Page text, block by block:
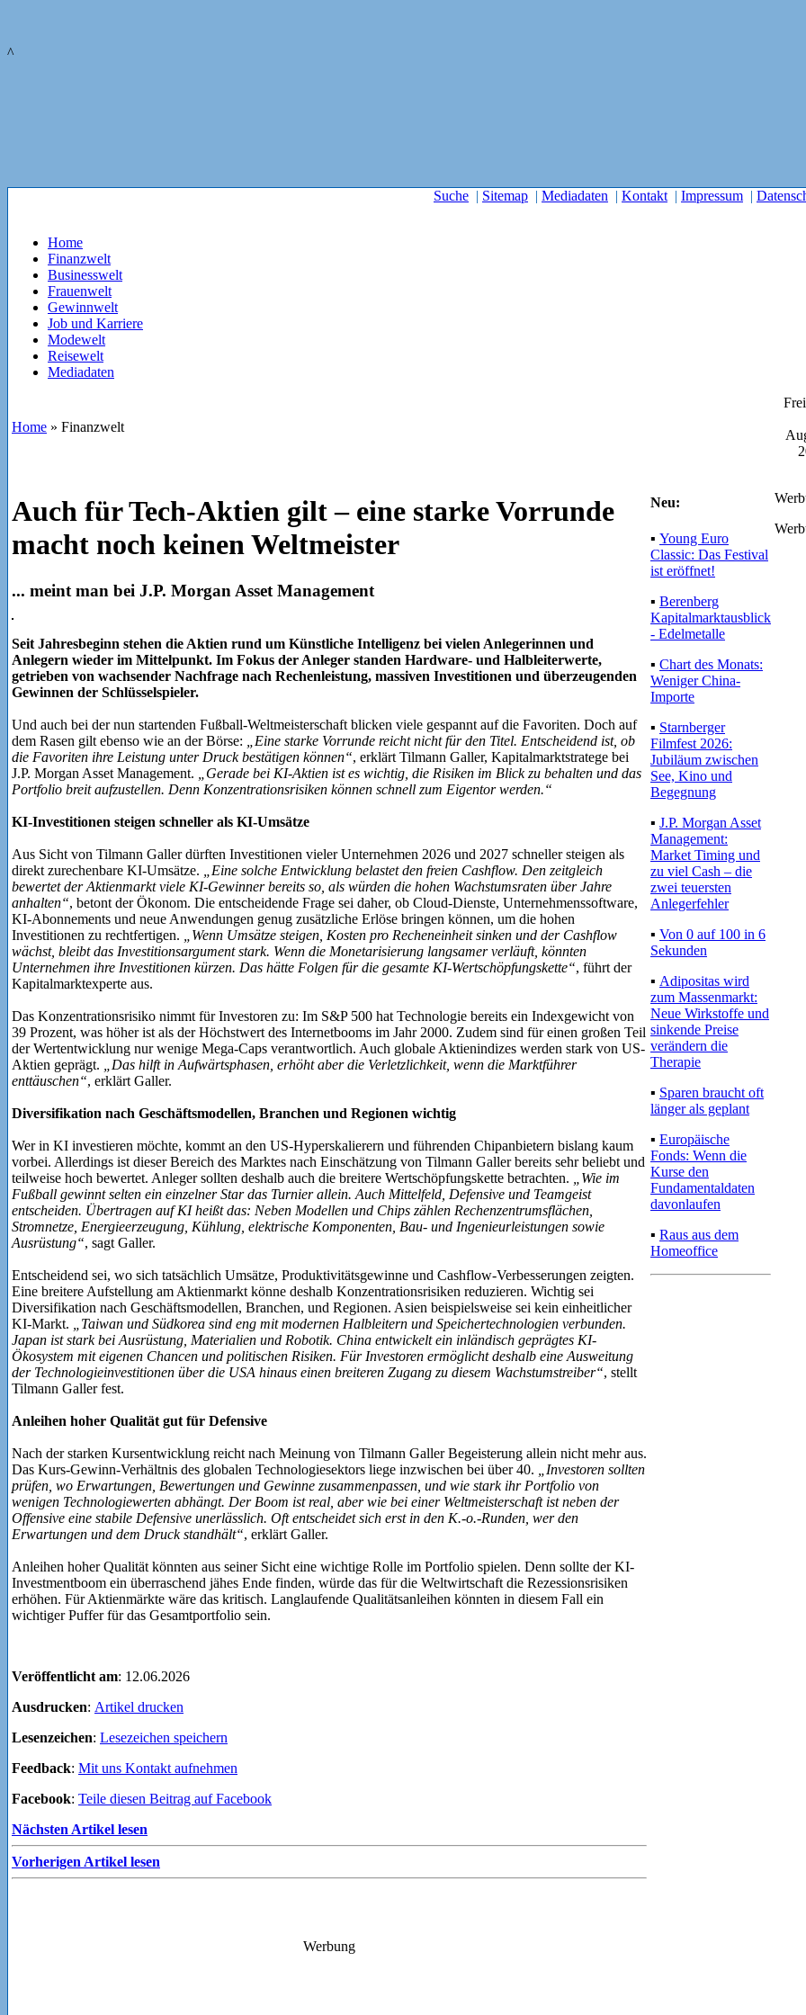
^
Suche | Sitemap | Mediadaten | Kontakt | Impressum |
Home
Finanzwelt
Businesswelt
Frauenwelt
Gewinnwelt
Job und Karriere
Modewelt
Reisewelt
Mediadaten
Home » Finanzwelt
Auch für Tech-Aktien gilt – eine starke Vorrunde
macht noch keinen Weltmeister
... meint man bei J.P. Morgan Asset Management
Seit Jahresbeginn stehen die Aktien rund um Künstliche Intelligenz bei vielen Anlegerinnen und
Anlegern wieder im Mittelpunkt. Im Fokus der Anleger standen Hardware- und Halbleiterwerte,
getrieben von wachsender Nachfrage nach Rechenleistung, massiven Investitionen und überzeugenden
Gewinnen der Schlüsselspieler.
Und auch bei der nun startenden Fußball-Weltmeisterschaft blicken viele gespannt auf die Favoriten. Doch auf
dem Rasen gilt ebenso wie an der Börse:
„Eine starke Vorrunde reicht nicht für den Titel. Entscheidend ist, ob
die Favoriten ihre Leistung unter Druck bestätigen können“, erklärt Tilmann Galler, Kapitalmarktstratege bei
J.P. Morgan Asset Management.
„Gerade bei KI-Aktien ist es wichtig, die Risiken im Blick zu behalten und das
Portfolio breit aufzustellen. Denn Konzentrationsrisiken können schnell zum Eigentor werden.“
KI-Investitionen steigen schneller als KI-Umsätze
Aus Sicht von Tilmann Galler dürften Investitionen vieler Unternehmen 2026 und 2027 schneller steigen als
direkt zurechenbare KI-Umsätze.
„Eine solche Entwicklung belastet den freien Cashflow. Den zeitgleich
bewertet der Aktienmarkt viele KI-Gewinner bereits so, als würden die hohen Wachstumsraten über Jahre
anhalten“, betont der Ökonom. Die entscheidende Frage sei daher, ob Cloud-Dienste, Unternehmenssoftware,
KI-Abonnements und neue Anwendungen genug zusätzliche Erlöse bringen können, um die hohen
Investitionen zu rechtfertigen.
„Wenn Umsätze steigen, Kosten pro Recheneinheit sinken und der Cashflow
wächst, bleibt das Investitionsargument stark. Wenn die Monetarisierung langsamer verläuft, könnten
Unternehmen ihre Investitionen kürzen. Das hätte Folgen für die gesamte KI-Wertschöpfungskette“, führt der
Kapitalmarktexperte aus.
Das Konzentrationsrisiko nimmt für Investoren zu: Im S&P 500 hat Technologie bereits ein Indexgewicht von
39 Prozent, was höher ist als der Höchstwert des Internetbooms im Jahr 2000. Zudem sind für einen großen Teil
der Wertentwicklung nur wenige Mega-Caps verantwortlich. Auch globale Aktienindizes werden stark von US-
Aktien geprägt.
„Das hilft in Aufwärtsphasen, erhöht aber die Verletzlichkeit, wenn die Marktführer
enttäuschen“, erklärt Galler.
Diversifikation nach Geschäftsmodellen, Branchen und Regionen wichtig
Wer in KI investieren möchte, kommt an den US-Hyperskalierern und führenden Chipanbietern bislang kaum
vorbei. Allerdings ist dieser Bereich des Marktes nach Einschätzung von Tilmann Galler bereits sehr beliebt und
teilweise hoch bewertet. Anleger sollten deshalb auch die breitere Wertschöpfungskette betrachten.
„Wie im
Fußball gewinnt selten ein einzelner Star das Turnier allein. Auch Mittelfeld, Defensive und Teamgeist
entscheiden. Übertragen auf KI heißt das: Neben Modellen und Chips zählen Rechenzentrumsflächen,
Stromnetze, Energieerzeugung, Kühlung, elektrische Komponenten, Bau- und Ingenieurleistungen sowie
Ausrüstung“, sagt Galler.
Entscheidend sei, wo sich tatsächlich Umsätze, Produktivitätsgewinne und Cashflow-Verbesserungen zeigten.
Eine breitere Aufstellung am Aktienmarkt könne deshalb Konzentrationsrisiken reduzieren. Wichtig sei
Diversifikation nach Geschäftsmodellen, Branchen, und Regionen. Asien beispielsweise sei kein einheitlicher
KI-Markt.
„Taiwan und Südkorea sind eng mit modernen Halbleitern und Speichertechnologien verbunden.
Japan ist stark bei Ausrüstung, Materialien und Robotik. China entwickelt ein inländisch geprägtes KI-
Ökosystem mit eigenen Chancen und politischen Risiken. Für Investoren ermöglicht deshalb eine Ausweitung
der Technologieinvestitionen über die USA hinaus einen breiteren Zugang zu diesem Wachstumstreiber“, stellt
Tilmann Galler fest.
Anleihen hoher Qualität gut für Defensive
Nach der starken Kursentwicklung reicht nach Meinung von Tilmann Galler Begeisterung allein nicht mehr aus.
Das Kurs-Gewinn-Verhältnis des globalen Technologiesektors liege inzwischen bei über 40.
„Investoren sollten
prüfen, wo Erwartungen, Bewertungen und Gewinne zusammenpassen, und wie stark ihr Portfolio von
wenigen Technologiewerten abhängt. Der Boom ist real, aber wie bei einer Weltmeisterschaft ist neben der
Offensive eine stabile Defensive unerlässlich. Oft entscheidet sich erst in den K.-o.-Runden, wer den
Erwartungen und dem Druck standhält“, erklärt Galler.
Anleihen hoher Qualität könnten aus seiner Sicht eine wichtige Rolle im Portfolio spielen. Denn sollte der KI-
Investmentboom ein überraschend jähes Ende finden, würde das für die Weltwirtschaft die Rezessionsrisiken
erhöhen. Für Aktienmärkte wäre das kritisch. Langlaufende Qualitätsanleihen könnten in diesem Fall ein
wichtiger Puffer für das Gesamtportfolio sein.
Veröffentlicht am: 12.06.2026
Ausdrucken: Artikel drucken
Lesenzeichen: Lesezeichen speichern
Feedback: Mit uns Kontakt aufnehmen
Facebook: Teile diesen Beitrag auf Facebook
Nächsten Artikel lesen
Vorherigen Artikel lesen
Neu:
▪ Young Euro
Classic: Das Festival
ist eröffnet!
▪ Berenberg
Kapitalmarktausblick
- Edelmetalle
▪ Chart des Monats:
Weniger China-
Importe
▪ Starnberger
Filmfest 2026:
Jubiläum zwischen
See, Kino und
Begegnung
▪ J.P. Morgan Asset
Management:
Market Timing und
zu viel Cash – die
zwei teuersten
Anlegerfehler
▪ Von 0 auf 100 in 6
Sekunden
▪ Adipositas wird
zum Massenmarkt:
Neue Wirkstoffe und
sinkende Preise
verändern die
Therapie
▪ Sparen braucht oft
länger als geplant
▪ Europäische
Fonds: Wenn die
Kurse den
Fundamentaldaten
davonlaufen
▪ Raus aus dem
Homeoffice
Werbung